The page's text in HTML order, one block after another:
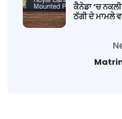
ਕੈਨੇਡਾ ‘ਚ
ਠੱਗੀ ਦੇ ਮਾਮਲੇ